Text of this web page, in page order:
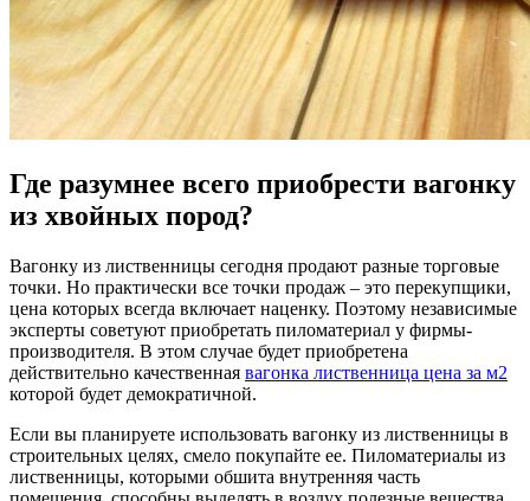
Где разумнее всего приобрести вагонку
из хвойных пород?
Вагонку из лиственницы сегодня продают разные торговые
точки. Но практически все точки продаж – это перекупщики,
цена которых всегда включает наценку. Поэтому независимые
эксперты советуют приобретать пиломатериал у фирмы-
производителя. В этом случае будет приобретена
действительно качественная вагонка лиственница цена за м2
которой будет демократичной.
Если вы планируете использовать вагонку из лиственницы в
строительных целях, смело покупайте ее. Пиломатериалы из
лиственницы, которыми обшита внутренняя часть